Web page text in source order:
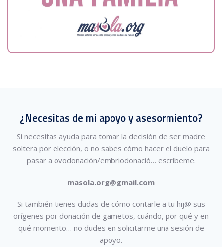
¿Necesitas de mi apoyo y asesormiento?
Si necesitas ayuda para tomar la decisión de ser madre
soltera por elección, o no sabes cómo hacer el duelo para
pasar a ovodonación/embriodonació… escríbeme.
masola.org@gmail.com
Si también tienes dudas de cómo contarle a tu hij@ sus
orígenes por donación de gametos, cuándo, por qué y en
qué momento… no dudes en solicitarme una sesión de
apoyo.